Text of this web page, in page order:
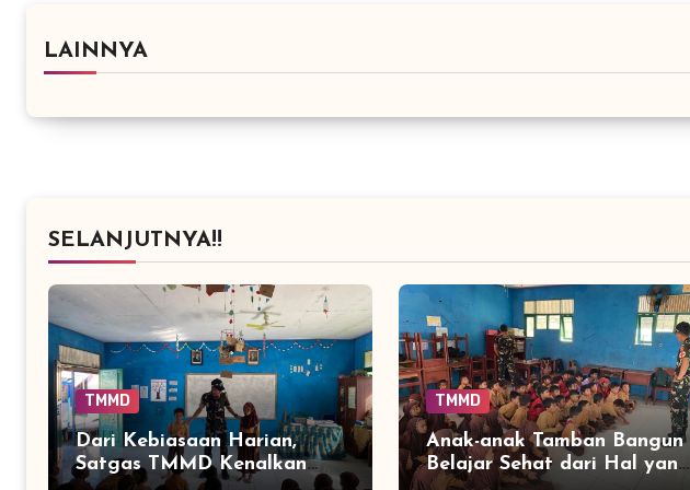
LAINNYA
SELANJUTNYA!!
TMMD
Dari Kebiasaan Harian,
Satgas TMMD Kenalkan
TMMD
Anak-anak Tamban Bangun
Belajar Sehat dari Hal yang